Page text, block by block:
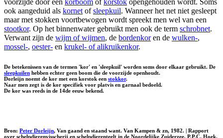
voorzijde door een korboom ofkorstok opengehouden wordt. Soms
ook aangeduid als kornet ofsleepkuil. Wanneer het net niet gesleept
maar met stokken voortbewogen wordt spreekt men wel van een
stootkor. Op het binnenwater gebruikt men ook de term schrobnet.
Verwant zijn de wijm of wijmen, de bordenkoren de wulken-,
mossel-, oester- en krukel- of alikruikenkor.
De betekenissen van de termen 'kor' en 'sleepkuil' worden soms door elkaar gebruikt. De
sleepkuilen hebben echter geen boom die de voorzijde openhoudt.
Dorleijn noemt de kor met een korstok een stokkor.
Naar men zegt is de kor specifiek voor platvis en garnaal bedoeld.
De kor was reeds in de 14de eeuw bekend.
Bron: Peter Dorleijn, Van gaand en staand want. Van Kampen & zn, 1982. | Rapport
over schelpdierenvisscherij en schelpdierenteelt in de Noordelijke Zuiderzee, P.P.C. Hoek,